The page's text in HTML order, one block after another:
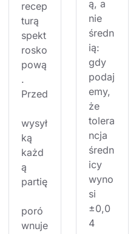
recep
turą
spekt
rosko
pową
.
Przed
wysył
ką
każd
ą
partię
poró
wnuje
ą, a
nie
średn
ią:
gdy
podaj
emy,
że
tolera
ncja
średn
icy
wyno
si
±0,0
4